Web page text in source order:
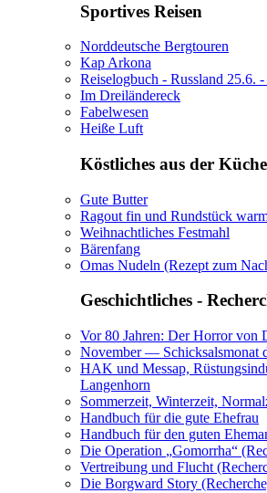
Sportives Reisen
Norddeutsche Bergtouren
Kap Arkona
Reiselogbuch - Russland 25.6.
Im Dreiländereck
Fabelwesen
Heiße Luft
Köstliches aus der Küche
Gute Butter
Ragout fin und Rundstück
Weihnachtliches Festmahl
Bärenfang
Omas Nudeln (Rezept zum
Geschichtliches -
Vor 80 Jahren: Der Horror von
November — Schicksalsmonat
HAK und Messap,
Langenhorn
Sommerzeit, Winterzeit,
Handbuch für die gute Ehefrau
Handbuch für den guten
Die Operation
Gomorrha
Vertreibung und Flucht
Die Borgward Story